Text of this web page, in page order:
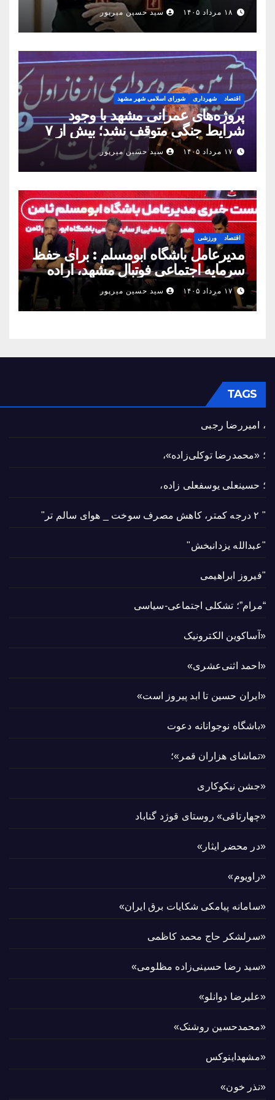
مناسبت روز خبرنگار
۱۸ مرداد ۱۴۰۵ سید حسین میرپور
اقتصاد شهرداری شورای اسلامی شهر مشهد
پروژه‌های عمرانی مشهد با وجود
شرایط جنگی متوقف نشد؛ بیش از ۷
همت پروژه در ۱۶۰ روز به بهره‌برداری
رسید
۱۷ مرداد ۱۴۰۵ سید حسین میرپور
اقتصاد ورزشی
مدیرعامل باشگاه ابومسلم : برای حفظ
سرمایه اجتماعی فوتبال مشهد، اراده
مشترک استان شکل بگیرد
۱۷ مرداد ۱۴۰۵ سید حسین میرپور
TAGS
، امیررضا رجبی
؛ «محمدرضا توکلی‌زاده»،
؛ حسینعلی یوسفعلی زاده،
" ۲ درجه کمتر، کاهش مصرف سوخت _ هوای سالم تر"
"عبدالله یزدانبخش"
"فیروز ابراهیمی
“مرام”؛ تشکلی اجتماعی-سیاسی
«آساکوین الکترونیک
«احمد اثنی‌عشری»
«ایران حسین تا ابد پیروز است»
«باشگاه نوجوانانه دعوت
«تماشای هزاران قمر»؛
«جشن نیکوکاری
«چهارتاقی» روستای قوژد گناباد
«در محضر ایثار»
«راویوم»
«سامانه پیامکی شکایات برق ایران»
«سرلشکر حاج محمد کاظمی
«سید رضا حسینی‌زاده مظلومی»
«علیرضا دوانلو»
«محمدحسین روشنک»
«مشهداینوکس
«نذر خون»